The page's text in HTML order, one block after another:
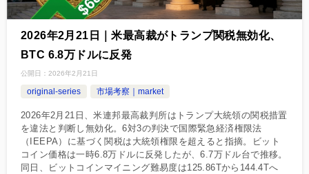
2026年2月21日｜米最高裁がトランプ関税無効化、
BTC 6.8万ドルに反発
公開日： 2026年2月21日
original-series 市場考察｜market
2026年2月21日、米連邦最高裁判所はトランプ大統領の関税措置
を違法と判断し無効化。6対3の判決で国際緊急経済権限法
（IEEPA）に基づく関税は大統領権限を超えると指摘。ビット
コイン価格は一時6.8万ドルに反発したが、6.7万ドル台で推移。
同日、ビットコインマイニング難易度は125.86Tから144.4Tへ